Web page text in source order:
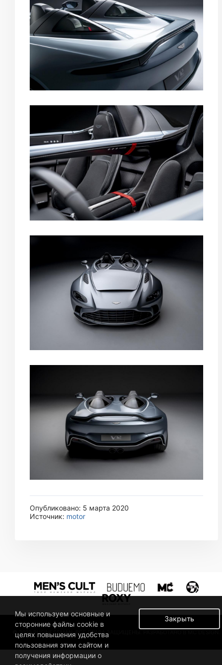
Опубликовано: 5 марта 2020
Источник: motor
© 2019 BUSINESSMAN. ВСЕ ПРАВА ЗАЩИЩЕНЫ. РАЗРАБОТАНО В MC DESIGN.
Закрыть
Мы используем основные и
сторонние файлы cookie в
целях повышения удобства
пользования этим сайтом и
получения информации о